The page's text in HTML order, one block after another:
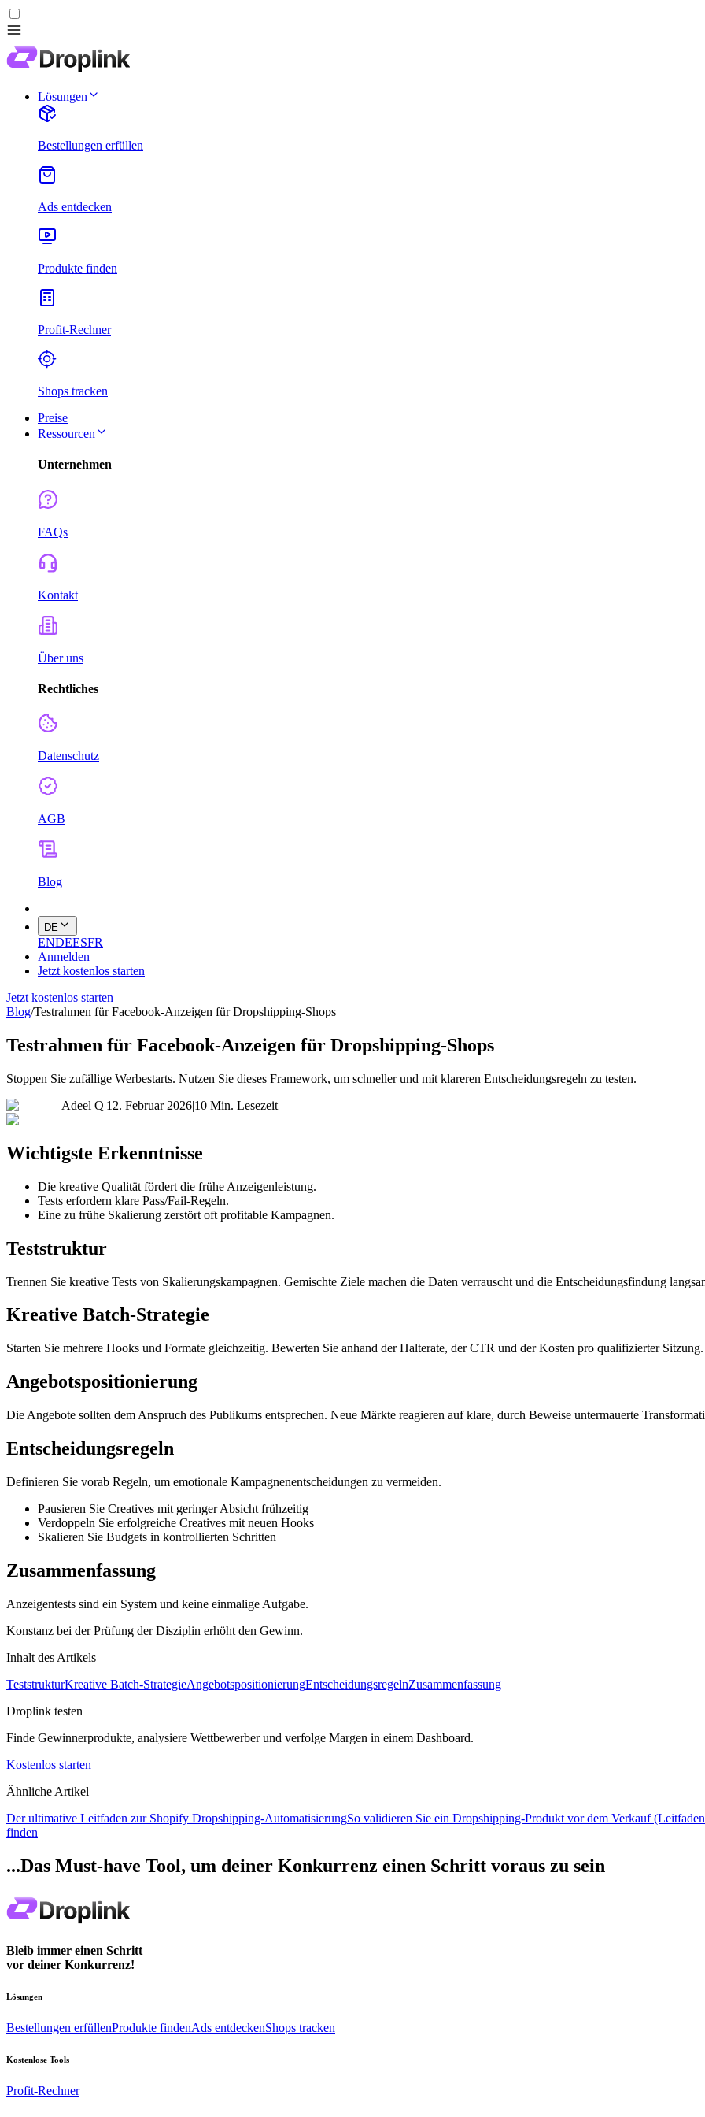
Lösungen
Bestellungen erfüllen
Ads entdecken
Produkte finden
Profit-Rechner
Shops tracken
Preise
Ressourcen
Unternehmen
FAQs
Kontakt
Über uns
Rechtliches
Datenschutz
AGB
Blog
DE
ENDEESFR
Anmelden
Jetzt kostenlos starten
Jetzt kostenlos starten
Blog/Testrahmen für Facebook-Anzeigen für Dropshipping-Shops
Testrahmen für Facebook-Anzeigen für Dropshipping-Shops
Stoppen Sie zufällige Werbestarts. Nutzen Sie dieses Framework, um schneller und mit klareren Entscheidungsregeln zu testen.
Adeel Q|12. Februar 2026|10 Min. Lesezeit
Wichtigste Erkenntnisse
Die kreative Qualität fördert die frühe Anzeigenleistung.
Tests erfordern klare Pass/Fail-Regeln.
Eine zu frühe Skalierung zerstört oft profitable Kampagnen.
Teststruktur
Trennen Sie kreative Tests von Skalierungskampagnen. Gemischte Ziele machen die Daten verrauscht und die Entscheidungsfindung
Kreative Batch-Strategie
Starten Sie mehrere Hooks und Formate gleichzeitig. Bewerten Sie anhand der Halterate, der CTR und der Kosten pro qualifizierter Sitzung.
Angebotspositionierung
Die Angebote sollten dem Anspruch des Publikums entsprechen. Neue Märkte reagieren auf klare, durch Beweise untermauerte
Entscheidungsregeln
Definieren Sie vorab Regeln, um emotionale Kampagnenentscheidungen zu vermeiden.
Pausieren Sie Creatives mit geringer Absicht frühzeitig
Verdoppeln Sie erfolgreiche Creatives mit neuen Hooks
Skalieren Sie Budgets in kontrollierten Schritten
Zusammenfassung
Anzeigentests sind ein System und keine einmalige Aufgabe.
Konstanz bei der Prüfung der Disziplin erhöht den Gewinn.
Inhalt des Artikels
TeststrukturKreative Batch-StrategieAngebotspositionierungEntscheidungsregelnZusammenfassung
Droplink testen
Finde Gewinnerprodukte, analysiere Wettbewerber und verfolge Margen in einem Dashboard.
Kostenlos starten
Ähnliche Artikel
Der ultimative Leitfaden zur Shopify Dropshipping-AutomatisierungSo validieren Sie ein Dropshipping-Produkt vor dem Verkauf
finden
...Das Must-have Tool, um deiner Konkurrenz einen Schritt voraus zu sein
Bleib immer einen Schritt
vor deiner Konkurrenz!
Lösungen
Bestellungen erfüllenProdukte findenAds entdeckenShops tracken
Kostenlose Tools
Profit-Rechner